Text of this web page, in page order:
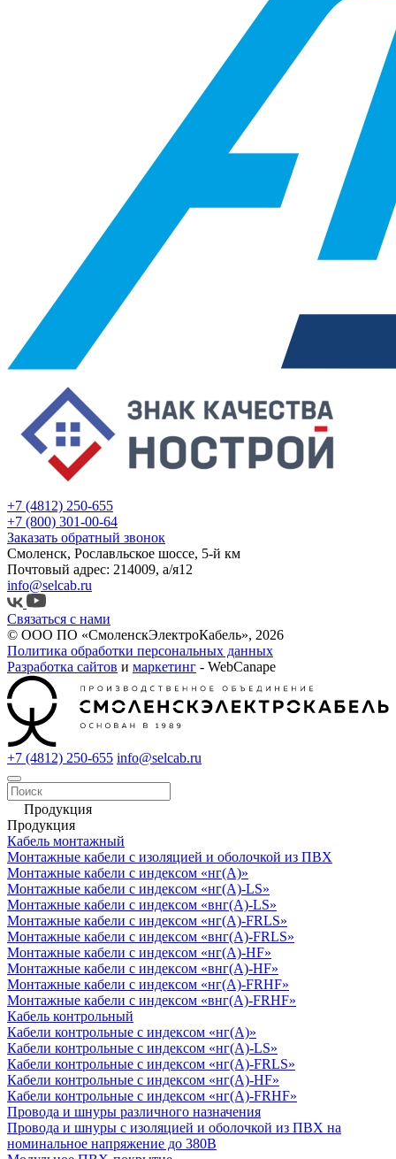
+7 (4812) 250-655
+7 (800) 301-00-64
Заказать обратный звонок
Смоленск, Рославльское шоссе, 5-й км
Почтовый адрес: 214009, а/я12
info@selcab.ru
Связаться с нами
© ООО ПО «СмоленскЭлектроКабель», 2026
Политика обработки персональных данных
Разработка сайтов и маркетинг - WebCanape
+7 (4812) 250-655 info@selcab.ru
Продукция
Продукция
Кабель монтажный
Монтажные кабели с изоляцией и оболочкой из ПВХ
Монтажные кабели с индексом «нг(А)»
Монтажные кабели с индексом «нг(А)-LS»
Монтажные кабели с индексом «внг(А)-LS»
Монтажные кабели с индексом «нг(А)-FRLS»
Монтажные кабели с индексом «внг(А)-FRLS»
Монтажные кабели с индексом «нг(А)-HF»
Монтажные кабели с индексом «внг(А)-HF»
Монтажные кабели с индексом «нг(А)-FRHF»
Монтажные кабели с индексом «внг(А)-FRHF»
Кабель контрольный
Кабели контрольные с индексом «нг(А)»
Кабели контрольные с индексом «нг(А)-LS»
Кабели контрольные с индексом «нг(А)-FRLS»
Кабели контрольные с индексом «нг(А)-HF»
Кабели контрольные с индексом «нг(А)-FRHF»
Провода и шнуры различного назначения
Провода и шнуры с изоляцией и оболочкой из ПВХ на
номинальное напряжение до 380В